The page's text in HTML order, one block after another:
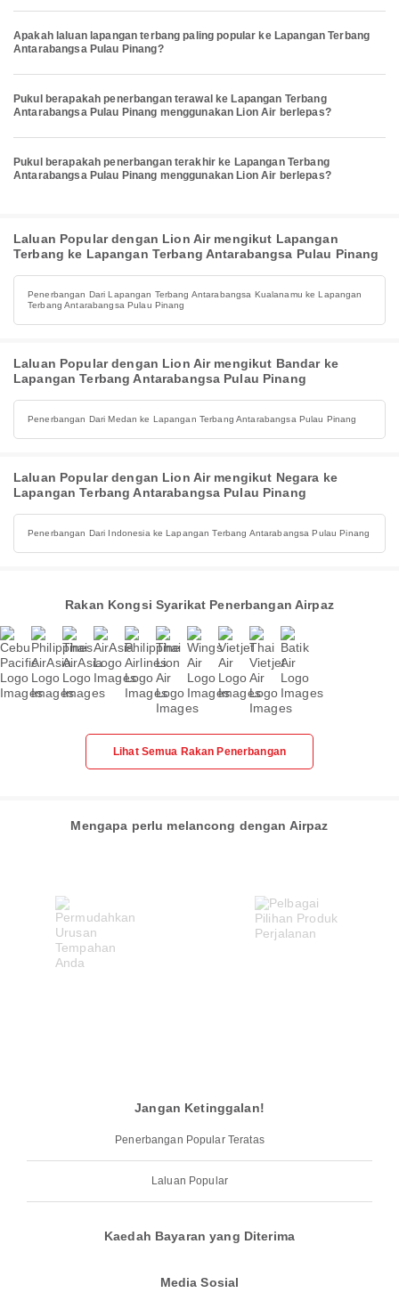
Apakah laluan lapangan terbang paling popular ke Lapangan Terbang
Antarabangsa Pulau Pinang?
Pukul berapakah penerbangan terawal ke Lapangan Terbang
Antarabangsa Pulau Pinang menggunakan Lion Air berlepas?
Pukul berapakah penerbangan terakhir ke Lapangan Terbang
Antarabangsa Pulau Pinang menggunakan Lion Air berlepas?
Laluan Popular dengan Lion Air mengikut Lapangan
Terbang ke Lapangan Terbang Antarabangsa Pulau Pinang
Penerbangan Dari Lapangan Terbang Antarabangsa Kualanamu ke Lapangan
Terbang Antarabangsa Pulau Pinang
Laluan Popular dengan Lion Air mengikut Bandar ke
Lapangan Terbang Antarabangsa Pulau Pinang
Penerbangan Dari Medan ke Lapangan Terbang Antarabangsa Pulau Pinang
Laluan Popular dengan Lion Air mengikut Negara ke
Lapangan Terbang Antarabangsa Pulau Pinang
Penerbangan Dari Indonesia ke Lapangan Terbang Antarabangsa Pulau Pinang
Rakan Kongsi Syarikat Penerbangan Airpaz
Lihat Semua Rakan Penerbangan
Mengapa perlu melancong dengan Airpaz
Jangan Ketinggalan!
Penerbangan Popular Teratas
Laluan Popular
Kaedah Bayaran yang Diterima
Media Sosial